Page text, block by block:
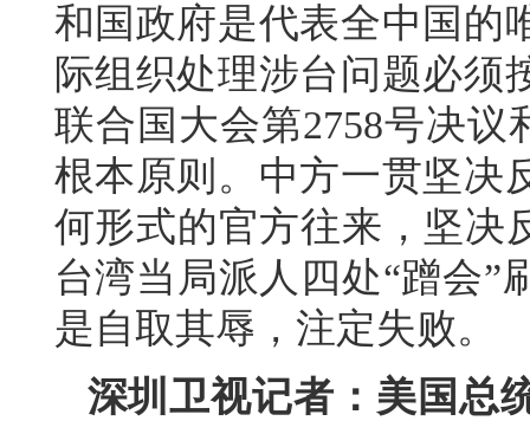
和国政府是代表全中国的
际组织处理涉台问题必须
联合国大会第2758号决议
根本原则。中方一贯坚决
何形式的官方往来，坚决
台湾当局派人四处“蹭会”
是自取其辱，注定失败。
深圳卫视记者：美国总